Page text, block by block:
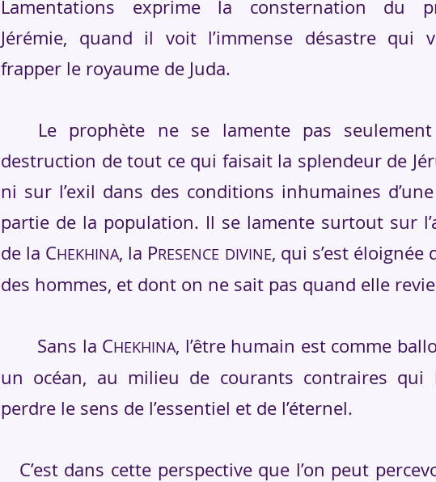
Lamentations exprime la consternation du
Jérémie, quand il voit l’immense désastre qui
frapper le royaume de Juda.
Le prophète ne se lamente pas
destruction de tout ce qui faisait la splendeur de
ni sur l’exil dans des conditions inhumaines
partie de la population. Il se lamente surtout sur
de la CHEKHINA, la PRESENCE DIVINE, qui s’est
des hommes, et dont on ne sait pas quand elle
Sans la CHEKHINA, l’être humain est comme
un océan, au milieu de courants contraires
perdre le sens de l’essentiel et de l’éternel.
C’est dans cette perspective que l’on peut